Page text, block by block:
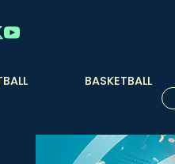
BASKETBALL